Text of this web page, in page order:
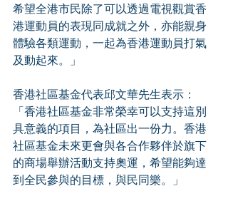
希望全港市民除了可以透過電視觀賞香
港運動員的表現同成就之外，亦能親身
體驗各類運動，一起為香港運動員打氣
及動起來。」
香港社區基金代表邱文華先生表示：
「香港社區基金非常榮幸可以支持這別
具意義的項目，為社區出一份力。香港
社區基金未來更會與各合作夥伴於旗下
的商場舉辦活動支持奧運，希望能夠達
到全民參與的目標，與民同樂。」